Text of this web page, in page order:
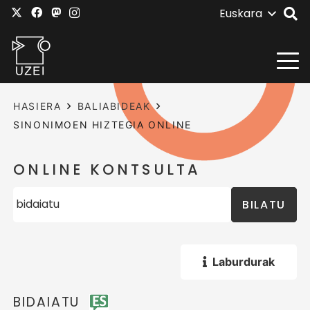
Euskara
HASIERA
BALIABIDEAK
SINONIMOEN HIZTEGIA ONLINE
ONLINE KONTSULTA
BILATU
Laburdurak
BIDAIATU